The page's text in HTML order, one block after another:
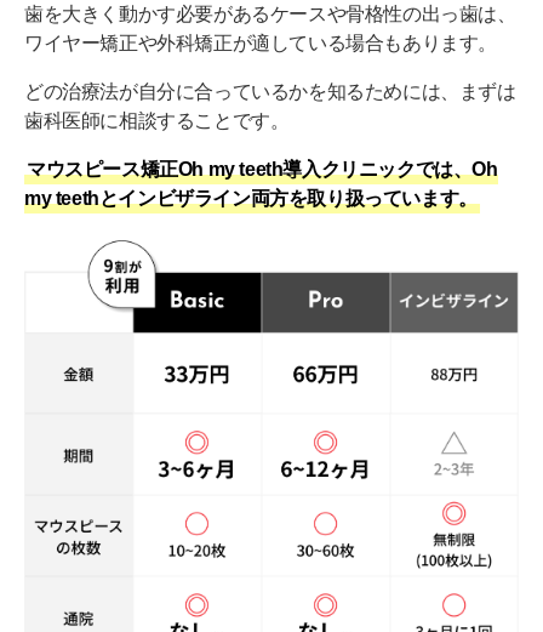
歯を大きく動かす必要があるケースや骨格性の出っ歯は、
ワイヤー矯正や外科矯正が適している場合もあります。
どの治療法が自分に合っているかを知るためには、まずは
歯科医師に相談することです。
マウスピース矯正Oh my teeth導入クリニックでは、Oh
my teethとインビザライン両方を取り扱っています。